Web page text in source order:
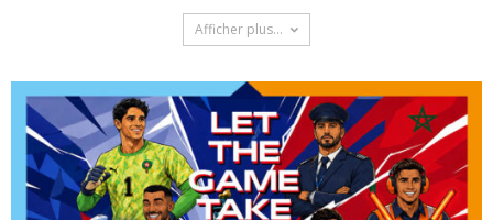
Afficher plus...